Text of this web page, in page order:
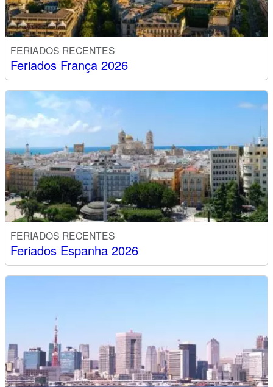
FERIADOS RECENTES
Feriados França 2026
FERIADOS RECENTES
Feriados Espanha 2026